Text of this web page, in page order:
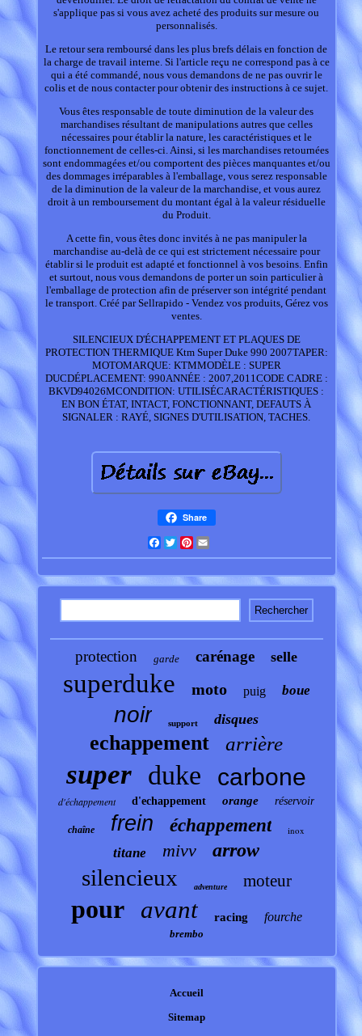
s'applique pas si vous avez acheté des produits sur mesure ou
personnalisés.
Le retour sera remboursé dans les plus brefs délais en fonction de
la charge de travail interne. Si l'article reçu ne correspond pas à ce
qui a été commandé, nous vous demandons de ne pas ouvrir le
colis et de nous contacter pour obtenir des instructions à ce sujet.
Vous êtes responsable de toute diminution de la valeur des
marchandises résultant de manipulations autres que celles
nécessaires pour établir la nature, les caractéristiques et le
fonctionnement de celles-ci. Ainsi, si les marchandises retournées
sont endommagées et/ou comportent des pièces manquantes et/ou
des dommages irréparables à l'emballage, vous serez responsable
de la diminution de la valeur de la marchandise, et vous aurez
droit à un remboursement du montant égal à la valeur résiduelle
du Produit.
A cette fin, vous êtes donc invités à ne pas manipuler la
marchandise au-delà de ce qui est strictement nécessaire pour
établir si le produit est adapté et fonctionnel à vos besoins. Enfin
et surtout, nous vous demandons de porter un soin particulier à
l'emballage de protection afin de préserver son intégrité pendant
le transport. Créé par Sellrapido - Vendez vos produits, Gérez vos
ventes.
SILENCIEUX D'ÉCHAPPEMENT ET PLAQUES DE
PROTECTION THERMIQUE Ktm Super Duke 990 2007TAPER:
MOTOMARQUE: KTMMODÈLE : SUPER
DUCDÉPLACEMENT: 990ANNÉE : 2007,2011CODE CADRE :
BKVD94026MCONDITION: UTILISÉCARACTÉRISTIQUES :
EN BON ÉTAT, INTACT, FONCTIONNANT, DEFAUTS À
SIGNALER : RAYÉ, SIGNES D'UTILISATION, TACHES.
Share
Facebook
TwitterPinterest
protection garde carénage selle
superduke moto puig boue
noir support disques
echappement arrière
super duke carbone
d'échappement d'echappement orange réservoir
chaîne frein échappement inox
titane mivv arrow
silencieux adventure moteur
pour avant racing fourche
brembo
Accueil
Sitemap